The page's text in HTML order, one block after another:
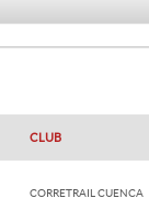
CLUB
CORRETRAIL CUENCA